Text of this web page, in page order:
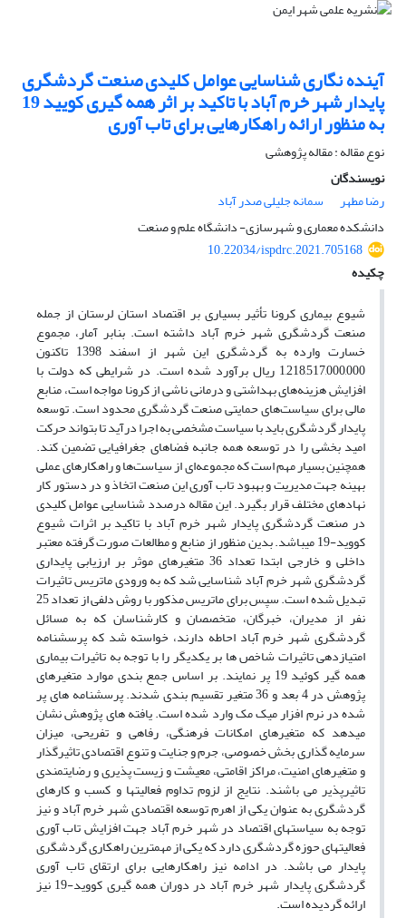
آینده نگاری شناسایی عوامل کلیدی صنعت گردشگری
پایدار شهر خرم آباد با تاکید بر اثر همه گیری کویید 19
به منظور ارائه راهکارهایی برای تاب آوری
نوع مقاله : مقاله پژوهشی
نویسندگان
رضا مطهر
سمانه جلیلی صدر آباد
دانشکده معماری و شهرسازی- دانشگاه علم و صنعت
10.22034/ispdrc.2021.705168
چکیده
شیوع بیماری کرونا تأثیر بسیاری بر اقتصاد استان لرستان از جمله
صنعت گردشگری شهر خرم ­آباد داشته است. بنابر آمار، مجموع
خسارت وارده به گردشگری این شهر از اسفند 1398 تاکنون
1,218,517,000,000 ریال برآورد شده است. در شرایطی که دولت با
افزایش هزینه‌های بهداشتی و درمانی ناشی از کرونا مواجه است، منابع
مالی برای سیاست‌های حمایتی صنعت گردشگری محدود است. توسعه
پایدار گردشگری باید با سیاست مشخصی به اجرا در­آید تا بتواند حرکت
امید بخشی را در توسعه همه­ جانبه فضاهای جغرافیایی تضمین کند.
همچنین بسیار مهم است که مجموعه‌ای از سیاست‌ها و راهکارهای عملی
بهینه جهت مدیریت و بهبود تاب­ آوری این صنعت اتخاذ و در دستور کار
نهادهای مختلف قرار بگیرد. این مقاله درصدد شناسایی عوامل کلیدی
در صنعت گردشگری پایدار شهر خرم آباد با تاکید بر اثرات شیوع
کووید-19 می­باشد. بدین منظور از منابع و مطالعات صورت گرفته معتبر
داخلی و خارجی ابتدا تعداد 36 متغیرهای موثر بر ارزیابی پایداری
گردشگری شهر خرم ­آباد شناسایی شد که به ورودی ماتریس تاثیرات
تبدیل شده است. سپس برای ماتریس مذکور با روش دلفی از تعداد 25
نفر از مدیران، خبرگان، متخصصان و کارشناسان که به مسائل
گردشگری شهر خرم­ آباد احاطه دارند، خواسته شد که پرسشنامه
امتیازدهی تاثیرات شاخص ها بر یکدیگر را با توجه به تاثیرات بیماری
همه گیر کوئید 19 پر نمایند. بر اساس جمع­ بندی موارد متغیرهای
پژوهش در 4 بعد و 36 متغیر تقسیم ­بندی­ شدند. پرسشنامه ­های پر
شده در نرم افزار میک­ مک وارد شده است. یافته­ های پژوهش نشان
می­دهد که متغیرهای امکانات فرهنگی، رفاهی و تفریحی، میزان
سرمایه­ گذاری بخش خصوصی، جرم و جنایت و تنوع اقتصادی تاثیرگذار
و متغیرهای امنیت، مراکز اقامتی، معیشت و زیست­ پذیری و رضایتمندی
تاثیرپذیر می ­باشند. نتایج از لزوم تداوم فعالیت­ها و کسب و کارهای
گردشگری به عنوان یکی از اهرم توسعه اقتصادی شهر خرم­ آباد و نیز
توجه به سیاست­های اقتصاد در شهر خرم ­آباد جهت افزایش تاب­ آوری
فعالیت­های حوزه گردشگری دارد که یکی از مهم­ترین راهکاری گردشگری
پایدار می­ باشد. در ادامه نیز راهکارهایی برای ارتقای تاب­ آوری
گردشگری پایدار شهر خرم ­آباد در دوران همه گیری کووید-19 نیز
ارائه گردیده است.